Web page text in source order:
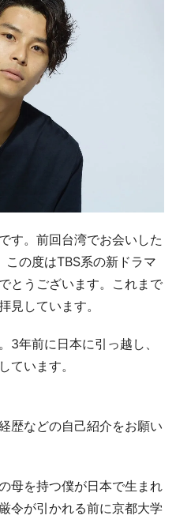
す。前回台湾でお会いした
の度はTBS系の新ドラマ
とうございます。これまで
見しています。
3年前に日本に引っ越し、
ています。
歴などの自己紹介をお願い
母を持つ僕が日本で生まれ
令が引かれる前に京都大学